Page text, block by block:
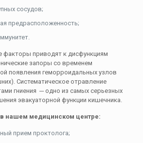
сосудов;
предрасположенность;
факторы приводят к дисфункциям
запоры со временем
появления геморроидальных узлов
Систематическое отравление
гниения ─ одно из самых серьезных
эвакуаторной функции кишечника.
нашем медицинском центре:
прием проктолога;